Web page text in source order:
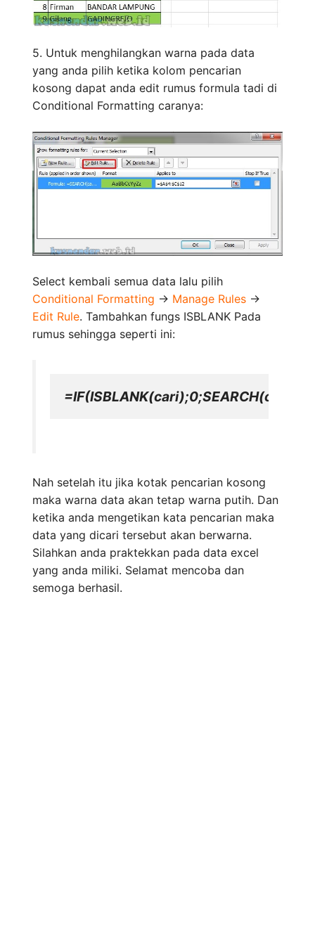
5. Untuk menghilangkan warna pada data
yang anda pilih ketika kolom pencarian
kosong dapat anda edit rumus formula tadi di
Conditional Formatting caranya:
Select kembali semua data lalu pilih
Conditional Formatting -> Manage Rules ->
Edit Rule. Tambahkan fungs ISBLANK Pada
rumus sehingga seperti ini:
=IF(ISBLANK(cari);0;SEARCH(cari;
Nah setelah itu jika kotak pencarian kosong
maka warna data akan tetap warna putih. Dan
ketika anda mengetikan kata pencarian maka
data yang dicari tersebut akan berwarna.
Silahkan anda praktekkan pada data excel
yang anda miliki. Selamat mencoba dan
semoga berhasil.